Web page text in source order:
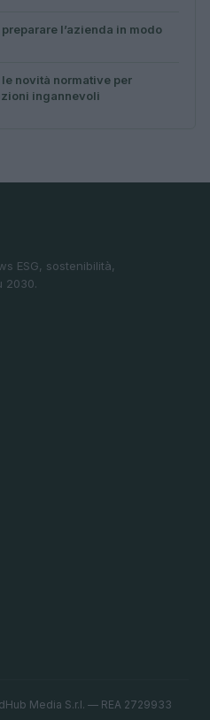
l’azienda in modo
novità normative per
ingannevoli
ESG, sostenibilità,
2030.
Media S.r.l. — REA 2729933